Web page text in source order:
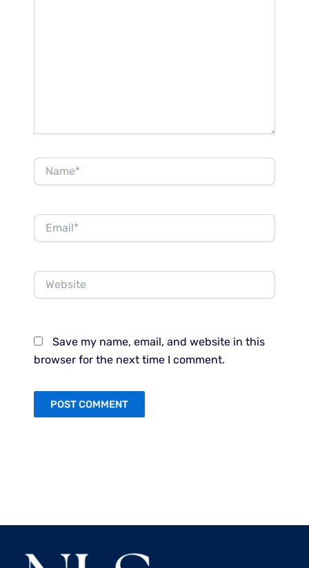
Name*
Email*
Website
Save my name, email, and website in this
browser for the next time I comment.